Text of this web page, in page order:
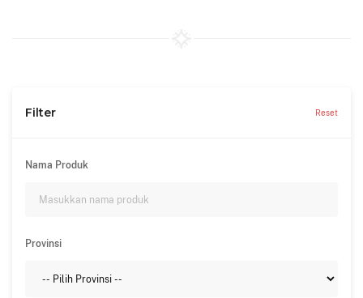
Filter Reset
Nama Produk
Provinsi